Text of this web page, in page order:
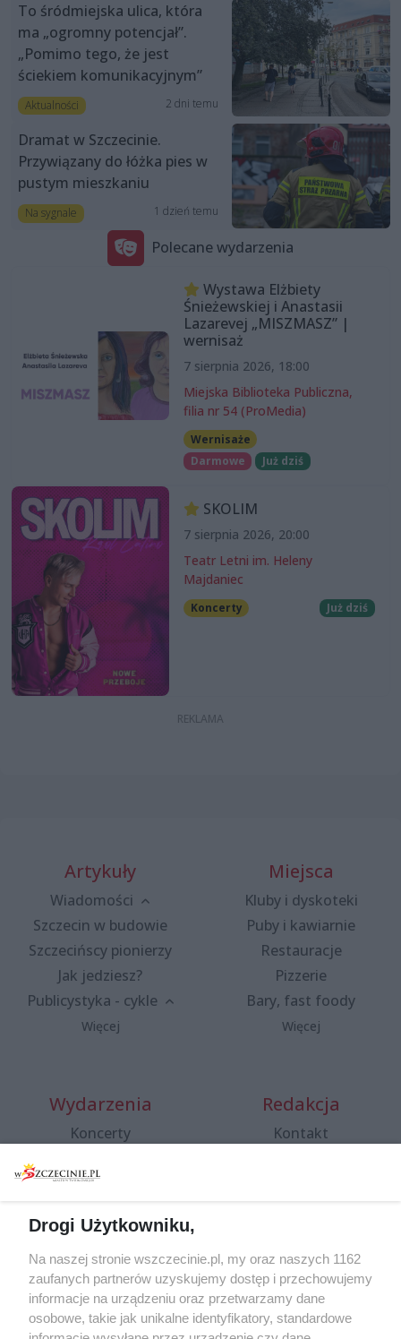
To śródmiejska ulica, która
ma „ogromny potencjał”.
„Pomimo tego, że jest
ściekiem komunikacyjnym”
Aktualności 2 dni temu
Dramat w Szczecinie.
Przywiązany do łóżka pies w
pustym mieszkaniu
Na sygnale 1 dzień temu
Polecane wydarzenia
Wystawa Elżbiety
Śnieżewskiej i Anastasii
Lazarevej „MISZMASZ” |
wernisaż
7 sierpnia 2026, 18:00
Miejska Biblioteka Publiczna,
filia nr 54 (ProMedia)
Wernisaże
Darmowe
Już dziś
SKOLIM
7 sierpnia 2026, 20:00
Teatr Letni im. Heleny
Majdaniec
Koncerty Już dziś
Artykuły
Wiadomości
Szczecin w budowie
Szczecińscy pionierzy
Jak jedziesz?
Publicystyka - cykle
Więcej
Miejsca
Kluby i dyskoteki
Puby i kawiarnie
Restauracje
Pizzerie
Bary, fast foody
Więcej
Wydarzenia
Koncerty
Spacery i oprowadzania
targi
Wernisaże
Więcej
Redakcja
Kontakt
Specjalny koncert z okazji
20. urodzin portalu
wSzczecinie.pl
Regulamin konkursów
Drogi Użytkowniku,
Na naszej stronie wszczecinie.pl, my oraz naszych 1162
zaufanych partnerów uzyskujemy dostęp i przechowujemy
informacje na urządzeniu oraz przetwarzamy dane
osobowe, takie jak unikalne identyfikatory, standardowe